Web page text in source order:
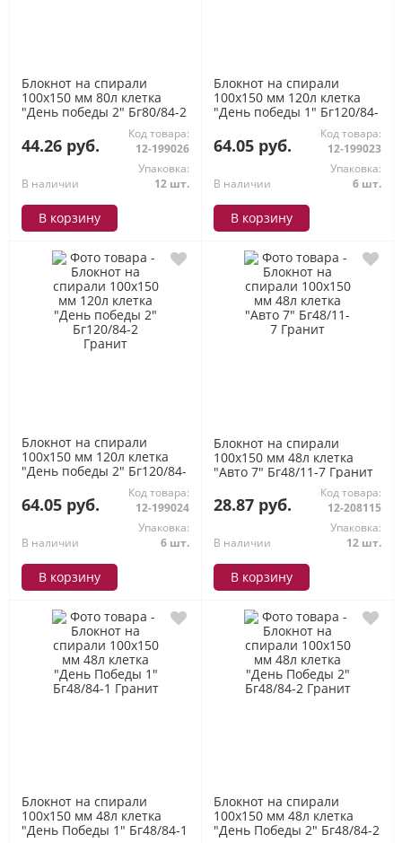
Блокнот на спирали
100х150 мм 80л клетка
"День победы 2" Бг80/84-2
44.26 руб.
Код товара:
12-199026
В наличии
Упаковка:
12 шт.
В корзину
Блокнот на спирали
100х150 мм 120л клетка
"День победы 1" Бг120/84-
64.05 руб.
Код товара:
12-199023
В наличии
Упаковка:
6 шт.
В корзину
Блокнот на спирали
100х150 мм 120л клетка
"День победы 2" Бг120/84-
64.05 руб.
Код товара:
12-199024
В наличии
Упаковка:
6 шт.
В корзину
Блокнот на спирали
100х150 мм 48л клетка
"Авто 7" Бг48/11-7 Гранит
28.87 руб.
Код товара:
12-208115
В наличии
Упаковка:
12 шт.
В корзину
Блокнот на спирали
100х150 мм 48л клетка
"День Победы 1" Бг48/84-1
Блокнот на спирали
100х150 мм 48л клетка
"День Победы 2" Бг48/84-2